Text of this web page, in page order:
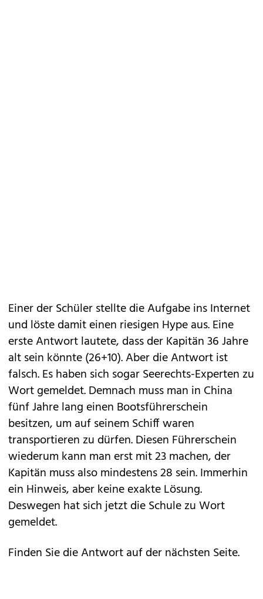
Einer der Schüler stellte die Aufgabe ins Internet
und löste damit einen riesigen Hype aus. Eine
erste Antwort lautete, dass der Kapitän 36 Jahre
alt sein könnte (26+10). Aber die Antwort ist
falsch. Es haben sich sogar Seerechts-Experten zu
Wort gemeldet. Demnach muss man in China
fünf Jahre lang einen Bootsführerschein
besitzen, um auf seinem Schiff waren
transportieren zu dürfen. Diesen Führerschein
wiederum kann man erst mit 23 machen, der
Kapitän muss also mindestens 28 sein. Immerhin
ein Hinweis, aber keine exakte Lösung.
Deswegen hat sich jetzt die Schule zu Wort
gemeldet.
Finden Sie die Antwort auf der nächsten Seite.